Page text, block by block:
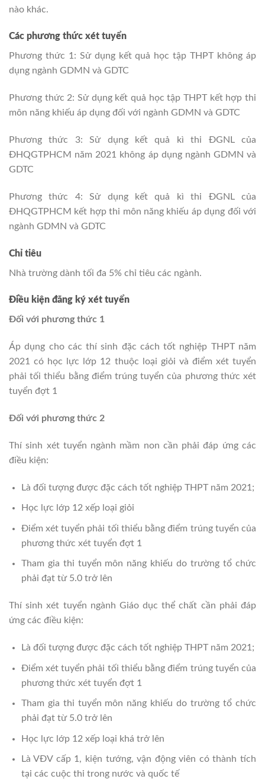
nào khác.
Các phương thức xét tuyển
Phương thức 1: Sử dụng kết quả học tập THPT không áp
dụng ngành GDMN và GDTC
Phương thức 2: Sử dụng kết quả học tập THPT kết hợp thi
môn năng khiếu áp dụng đối với ngành GDMN và GDTC
Phương thức 3: Sử dụng kết quả kì thi ĐGNL của
ĐHQGTPHCM năm 2021 không áp dụng ngành GDMN và
GDTC
Phương thức 4: Sử dụng kết quả kì thi ĐGNL của
ĐHQGTPHCM kết hợp thi môn năng khiếu áp dụng đối với
ngành GDMN và GDTC
Chỉ tiêu
Nhà trường dành tối đa 5% chỉ tiêu các ngành.
Điều kiện đăng ký xét tuyển
Đối với phương thức 1
Áp dụng cho các thí sinh đặc cách tốt nghiệp THPT năm
2021 có học lực lớp 12 thuộc loại giỏi và điểm xét tuyển
phải tối thiểu bằng điểm trúng tuyển của phương thức xét
tuyển đợt 1
Đối với phương thức 2
Thí sinh xét tuyển ngành mầm non cần phải đáp ứng các
điều kiện:
Là đối tượng được đặc cách tốt nghiệp THPT năm 2021;
Học lực lớp 12 xếp loại giỏi
Điểm xét tuyển phải tối thiểu bằng điểm trúng tuyển của
phương thức xét tuyển đợt 1
Tham gia thi tuyển môn năng khiếu do trường tổ chức
phải đạt từ 5.0 trở lên
Thí sinh xét tuyển ngành Giáo dục thể chất cần phải đáp
ứng các điều kiện:
Là đối tượng được đặc cách tốt nghiệp THPT năm 2021;
Điểm xét tuyển phải tối thiểu bằng điểm trúng tuyển của
phương thức xét tuyển đợt 1
Tham gia thi tuyển môn năng khiếu do trường tổ chức
phải đạt từ 5.0 trở lên
Học lực lớp 12 xếp loại khá trở lên
Là VĐV cấp 1, kiện tướng, vận động viên có thành tích
tại các cuộc thi trong nước và quốc tế